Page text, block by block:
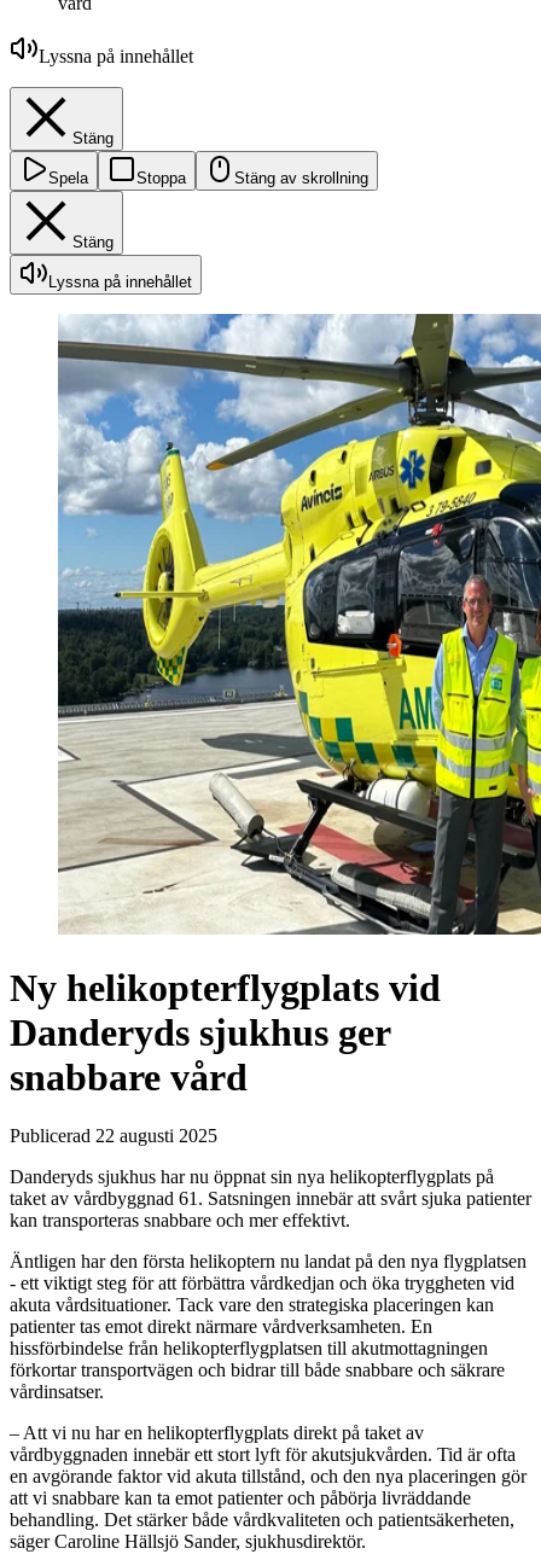
Lyssna på innehållet
Stäng
Spela Stoppa Stäng av skrollning
Stäng
Lyssna på innehållet
Ny helikopterflygplats vid
Danderyds sjukhus ger
snabbare vård
Publicerad 22 augusti 2025
Danderyds sjukhus har nu öppnat sin nya helikopterflygplats på
taket av vårdbyggnad 61. Satsningen innebär att svårt sjuka patienter
kan transporteras snabbare och mer effektivt.
Äntligen har den första helikoptern nu landat på den nya flygplatsen
- ett viktigt steg för att förbättra vårdkedjan och öka tryggheten vid
akuta vårdsituationer. Tack vare den strategiska placeringen kan
patienter tas emot direkt närmare vårdverksamheten. En
hissförbindelse från helikopterflygplatsen till akutmottagningen
förkortar transportvägen och bidrar till både snabbare och säkrare
vårdinsatser.
– Att vi nu har en helikopterflygplats direkt på taket av
vårdbyggnaden innebär ett stort lyft för akutsjukvården. Tid är ofta
en avgörande faktor vid akuta tillstånd, och den nya placeringen gör
att vi snabbare kan ta emot patienter och påbörja livräddande
behandling. Det stärker både vårdkvaliteten och patientsäkerheten,
säger Caroline Hällsjö Sander, sjukhusdirektör.